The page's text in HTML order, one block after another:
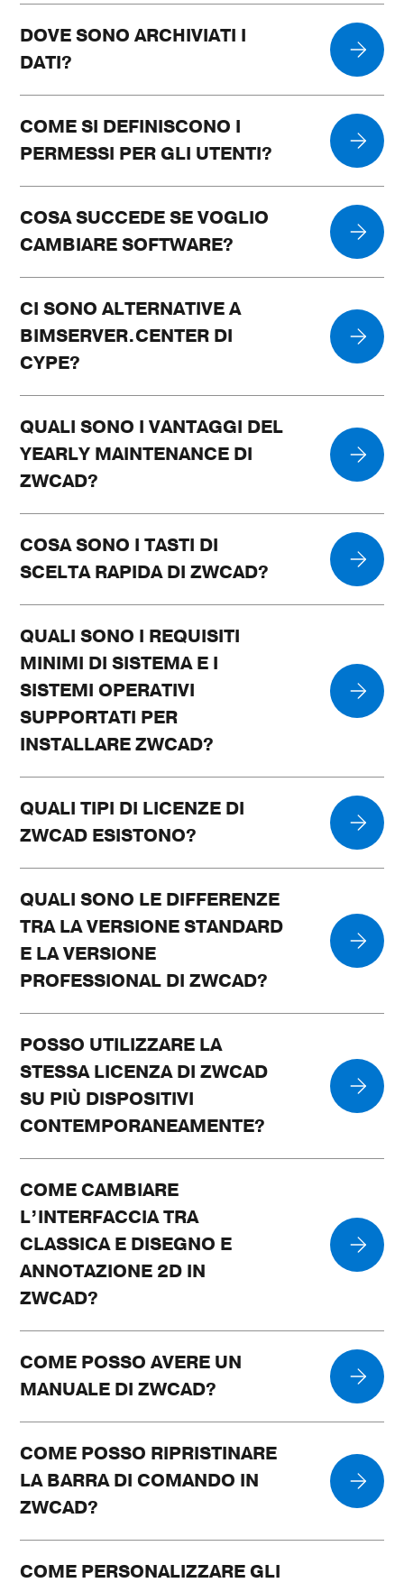
DOVE SONO ARCHIVIATI I
DATI?
COME SI DEFINISCONO I
PERMESSI PER GLI UTENTI?
COSA SUCCEDE SE VOGLIO
CAMBIARE SOFTWARE?
CI SONO ALTERNATIVE A
BIMSERVER.CENTER DI
CYPE?
QUALI SONO I VANTAGGI DEL
YEARLY MAINTENANCE DI
ZWCAD?
COSA SONO I TASTI DI
SCELTA RAPIDA DI ZWCAD?
QUALI SONO I REQUISITI
MINIMI DI SISTEMA E I
SISTEMI OPERATIVI
SUPPORTATI PER
INSTALLARE ZWCAD?
QUALI TIPI DI LICENZE DI
ZWCAD ESISTONO?
QUALI SONO LE DIFFERENZE
TRA LA VERSIONE STANDARD
E LA VERSIONE
PROFESSIONAL DI ZWCAD?
POSSO UTILIZZARE LA
STESSA LICENZA DI ZWCAD
SU PIÙ DISPOSITIVI
CONTEMPORANEAMENTE?
COME CAMBIARE
L’INTERFACCIA TRA
CLASSICA E DISEGNO E
ANNOTAZIONE 2D IN
ZWCAD?
COME POSSO AVERE UN
MANUALE DI ZWCAD?
COME POSSO RIPRISTINARE
LA BARRA DI COMANDO IN
ZWCAD?
COME PERSONALIZZARE GLI